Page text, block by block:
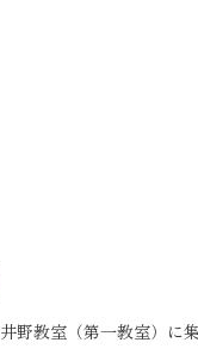
井野教室（第一教室）に